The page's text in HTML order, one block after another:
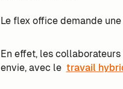
Le flex office demande une
En effet, les collaborateurs
envie, avec le travail